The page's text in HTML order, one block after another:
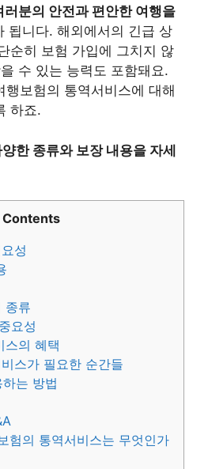
분의 안전과 편안한 여행을
됩니다. 해외에서의 긴급 상
순히 보험 가입에 그치지 않
수 있는 능력도 포함돼요.
행보험의 통역서비스에 대해
하죠.
한 종류와 보장 내용을 자세
Contents
성
종류
요성
스의 혜택
스가 필요한 순간들
는 방법
험의 통역서비스는 무엇인가